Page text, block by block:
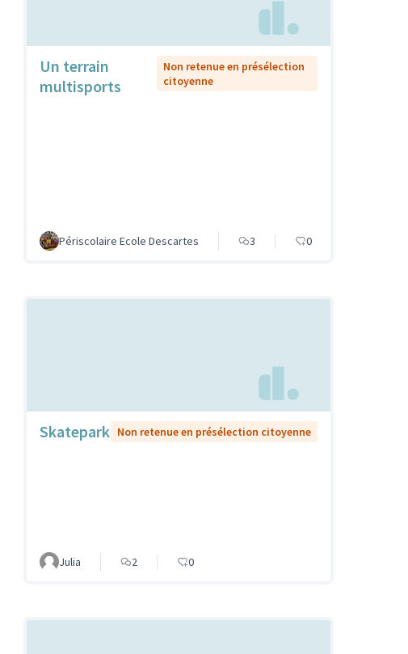
Un terrain
multisports
Non retenue en présélection
citoyenne
Périscolaire Ecole Descartes 3 0
Skatepark Non retenue en présélection citoyenne
Julia 2 0